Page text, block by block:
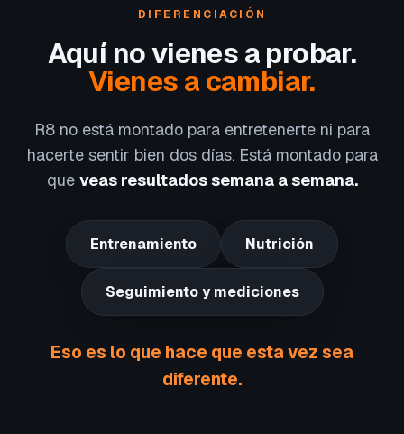
DIFERENCIACIÓN
Aquí no vienes a probar.
Vienes a cambiar.
R8 no está montado para entretenerte ni para
hacerte sentir bien dos días. Está montado para
que veas resultados semana a semana.
Entrenamiento Nutrición
Seguimiento y mediciones
Eso es lo que hace que esta vez sea
diferente.